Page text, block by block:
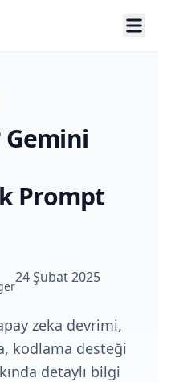
Prompt
24 Şubat 2025
zeka devrimi,
kodlama desteği
detaylı bilgi